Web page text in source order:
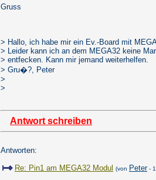
Gruss
> Hallo, ich habe mir ein Ev.-Board mit
> Leider kann ich an dem MEGA32 keine
> entfecken. Kann mir jemand weiterhelfen.
> Gru�?, Peter
>
>
Antwort schreiben
Antworten:
Re: Pin1 am MEGA32 Modul
(von Peter-